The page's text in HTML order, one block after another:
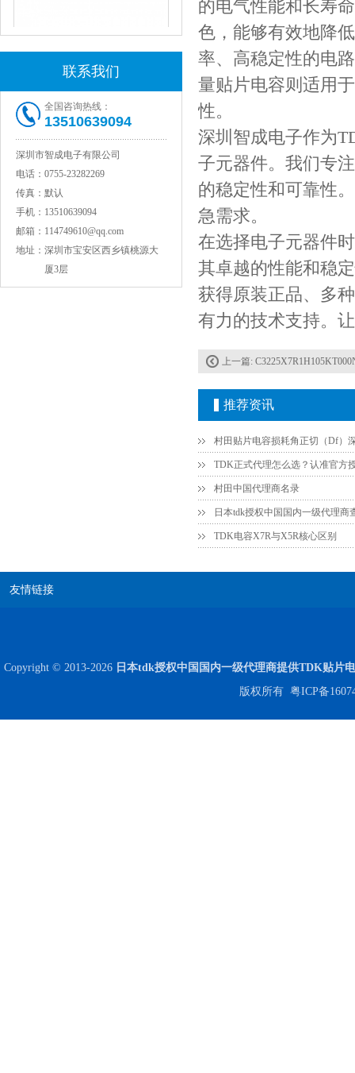
贴片安规电容2220 X2 AC250V 0.1UF封装
联系我们
全国咨询热线：
13510639094
深圳市智成电子有限公司
电话： 0755-23282269
传真： 默认
手机： 13510639094
邮箱： 114749610@qq.com
地址： 深圳市宝安区西乡镇桃源大
厦3层
的电气性能和长寿
色，能够有效地降
率、高稳定性的电
量贴片电容则适用
性。
深圳智成电子作为
子元器件。我们专
的稳定性和可靠性
急需求。
在选择电子元器件
其卓越的性能和稳
获得原装正品、多
有力的技术支持。
上一篇: C3225X7R1H105KT000N
推荐资讯
村田中国代理商名录
日本tdk授权中国国内一级代理商
TDK电容X7R与X5R核心区别
友情链接
Copyright © 2013-2026 日本tdk授权中国国内一级代理商提供TDK贴片
版权所有 粤ICP备